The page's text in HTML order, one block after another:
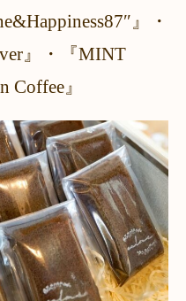
』・
』・『MINT
』